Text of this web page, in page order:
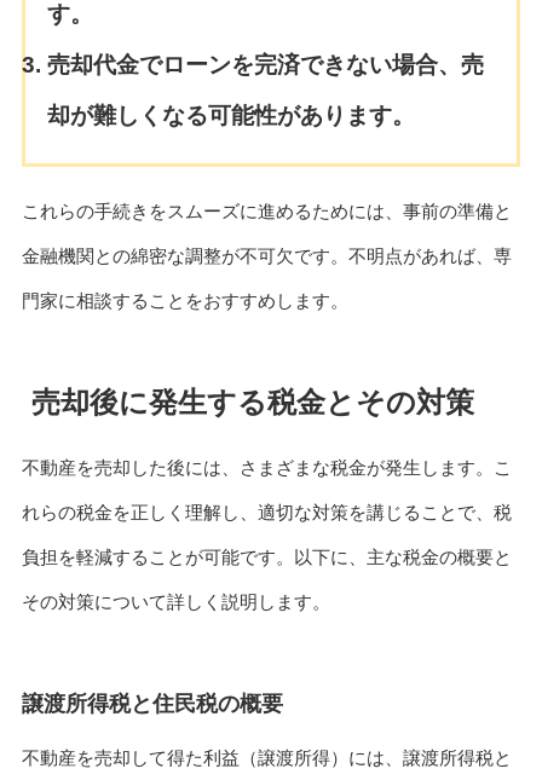
す。
売却代金でローンを完済できない場合、売
却が難しくなる可能性があります。
これらの手続きをスムーズに進めるためには、事前の準備と
金融機関との綿密な調整が不可欠です。不明点があれば、専
門家に相談することをおすすめします。
売却後に発生する税金とその対策
不動産を売却した後には、さまざまな税金が発生します。こ
れらの税金を正しく理解し、適切な対策を講じることで、税
負担を軽減することが可能です。以下に、主な税金の概要と
その対策について詳しく説明します。
譲渡所得税と住民税の概要
不動産を売却して得た利益（譲渡所得）には、譲渡所得税と